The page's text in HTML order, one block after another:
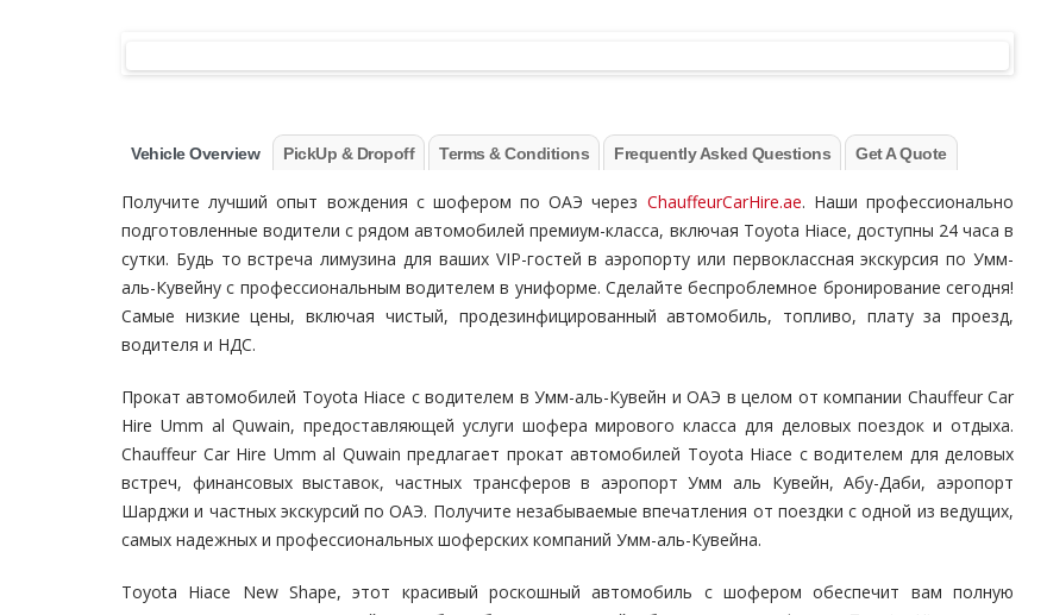
Vehicle Overview PickUp & Dropoff Terms & Conditions Frequently Asked Questions Get A Quote
Получите лучший опыт вождения с шофером по ОАЭ через ChauffeurCarHire.ae. Наши профессионально
подготовленные водители с рядом автомобилей премиум-класса, включая Toyota Hiace, доступны 24 часа в
сутки. Будь то встреча лимузина для ваших VIP-гостей в аэропорту или первоклассная экскурсия по Умм-
аль-Кувейну с профессиональным водителем в униформе. Сделайте беспроблемное бронирование сегодня!
Самые низкие цены, включая чистый, продезинфицированный автомобиль, топливо, плату за проезд,
водителя и НДС.
Прокат автомобилей Toyota Hiace с водителем в Умм-аль-Кувейн и ОАЭ в целом от компании Chauffeur Car
Hire Umm al Quwain, предоставляющей услуги шофера мирового класса для деловых поездок и отдыха.
Chauffeur Car Hire Umm al Quwain предлагает прокат автомобилей Toyota Hiace с водителем для деловых
встреч, финансовых выставок, частных трансферов в аэропорт Умм аль Кувейн, Абу-Даби, аэропорт
Шарджи и частных экскурсий по ОАЭ. Получите незабываемые впечатления от поездки с одной из ведущих,
самых надежных и профессиональных шоферских компаний Умм-аль-Кувейна.
Toyota Hiace New Shape, этот красивый роскошный автомобиль с шофером обеспечит вам полную